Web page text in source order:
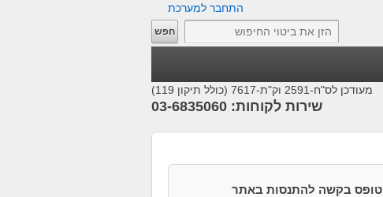
התחבר למערכת
מעודכן לס"ח-2591 וק"ת-7617 (כולל תיקון 119)
שירות לקוחות: 03-6835060
טופס בקשה להתנסות באתר